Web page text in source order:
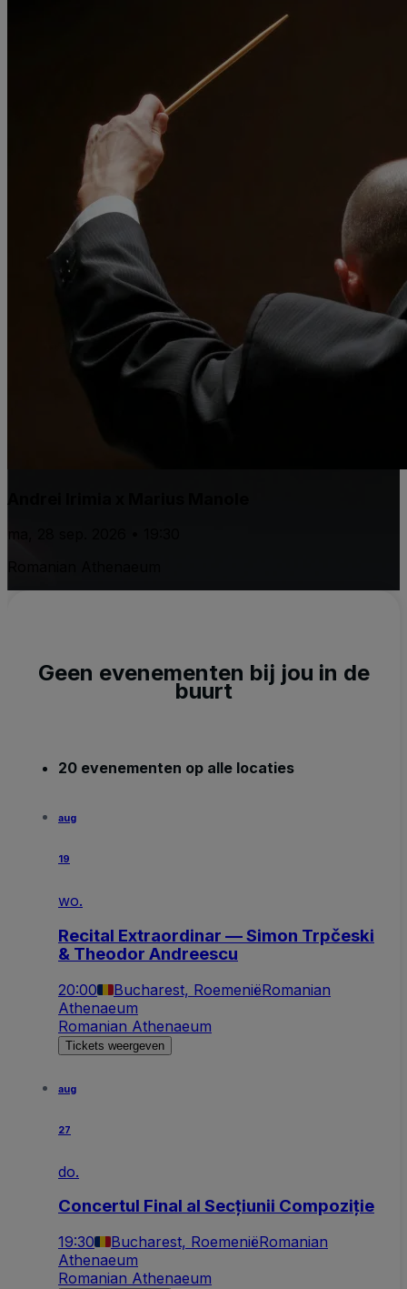
Andrei Irimia x Marius Manole
Geen evenementen bij jou in de
buurt
20 evenementen op alle locaties
aug
19
wo.
Recital Extraordinar — Simon Trpčeski
& Theodor Andreescu
20:00 Bucharest, RoemeniëRomanian
Athenaeum
Romanian Athenaeum
Tickets weergeven
aug
27
do.
Concertul Final al Secțiunii Compoziție
19:30 Bucharest, RoemeniëRomanian
Athenaeum
Romanian Athenaeum